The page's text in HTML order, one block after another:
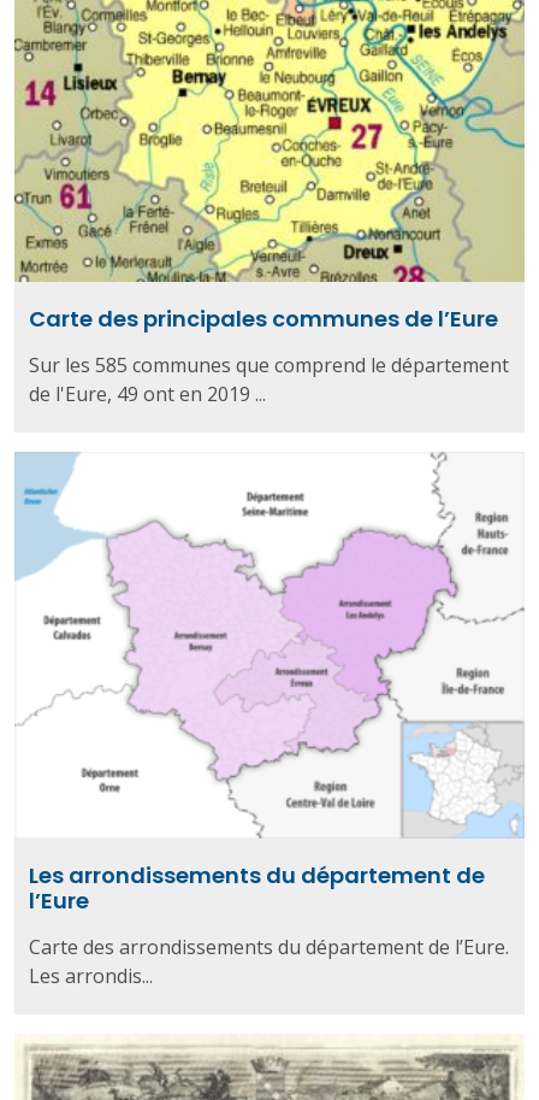
Carte des principales communes de l’Eure
Sur les 585 communes que comprend le département
de l'Eure, 49 ont en 2019 ...
Les arrondissements du département de
l’Eure
Carte des arrondissements du département de l’Eure.
Les arrondis...